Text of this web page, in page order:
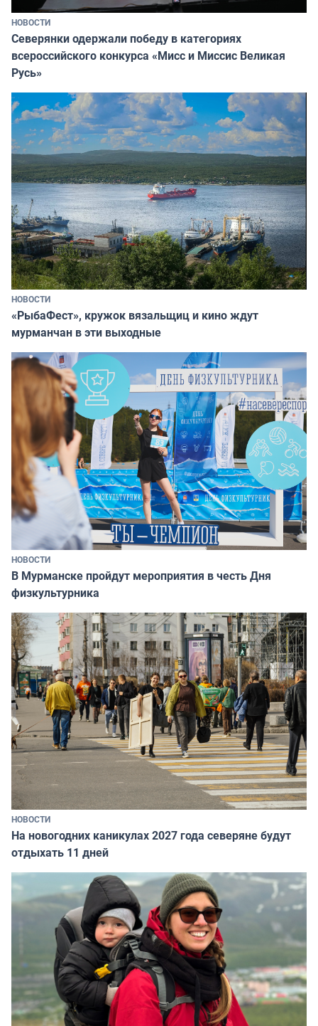
НОВОСТИ
Северянки одержали победу в категориях
всероссийского конкурса «Мисс и Миссис Великая
Русь»
НОВОСТИ
«РыбаФест», кружок вязальщиц и кино ждут
мурманчан в эти выходные
НОВОСТИ
В Мурманске пройдут мероприятия в честь Дня
физкультурника
НОВОСТИ
На новогодних каникулах 2027 года северяне будут
отдыхать 11 дней